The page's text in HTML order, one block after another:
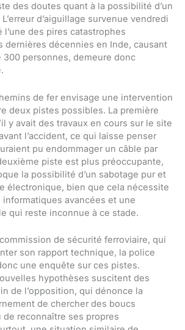
des doutes quant à la possibilité d’un
d’aiguillage survenue vendredi
l’une des pires catastrophes
dernières décennies en Inde, causant
300 personnes, demeure donc
de fer envisage une intervention
deux pistes possibles. La première
y avait des travaux en cours sur le site
l’accident, ce qui laisse penser
pu endommager un câble par
piste est plus préoccupante,
la possibilité d’un sabotage pur et
électronique, bien que cela nécessite
avancées et une
qui reste inconnue à ce stade.
de sécurité ferroviaire, qui
son rapport technique, la police
une enquête sur ces pistes.
hypothèses suscitent des
de l’opposition, qui dénonce la
de chercher des boucs
de reconnaître ses propres